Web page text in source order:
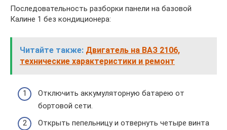
Последовательность разборки панели на базовой
Калине 1 без кондиционера:
Читайте также: Двигатель на ВАЗ 2106,
технические характеристики и ремонт
Отключить аккумуляторную батарею от
бортовой сети.
Открыть пепельницу и отвернуть четыре винта